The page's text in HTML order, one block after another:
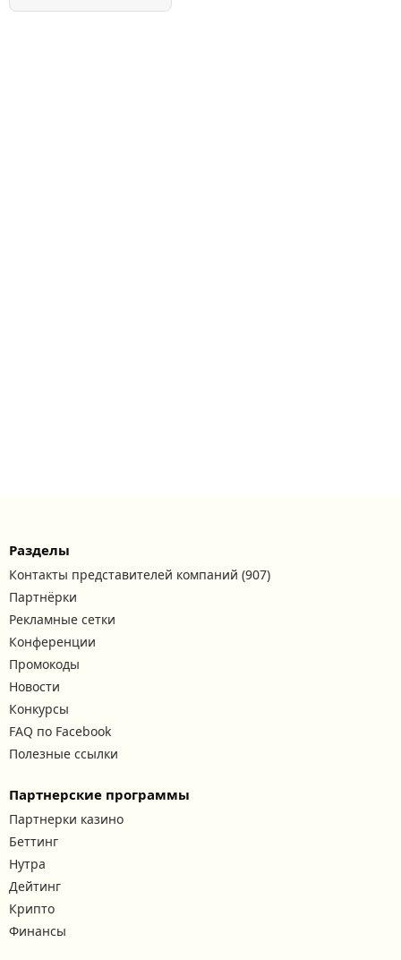
Разделы
Контакты представителей компаний (907)
Партнёрки
Рекламные сетки
Конференции
Промокоды
Новости
Конкурсы
FAQ по Facebook
Полезные ссылки
Партнерские программы
Партнерки казино
Беттинг
Нутра
Дейтинг
Крипто
Финансы